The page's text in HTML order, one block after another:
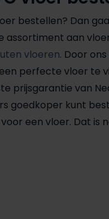
bestellen? Dan
aan
vloeren. Door
perfecte vloer te
prijsgarantie van
goedkoper kunt
een vloer. Dat is